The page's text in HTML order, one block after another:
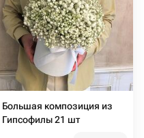
Большая композиция из
Гипсофилы 21 шт